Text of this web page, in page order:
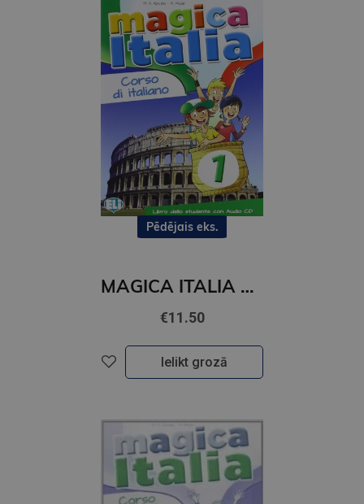
Pēdējais eks.
MAGICA ITALIA 1 Libro dello studente + CD audio
€11.50
Ielikt grozā